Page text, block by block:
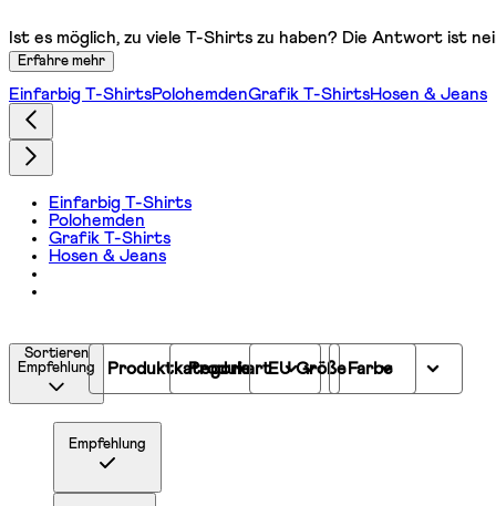
Ist es möglich, zu viele T-Shirts zu haben? Die Antwort ist
Erfahre mehr
Einfarbig T-ShirtsPolohemdenGrafik T-ShirtsHosen & Jeans
Einfarbig T-Shirts
Polohemden
Grafik T-Shirts
Hosen & Jeans
Sortieren
Empfehlung
Empfehlung
Produktkategorie
ProdukartEU Größe Farbe